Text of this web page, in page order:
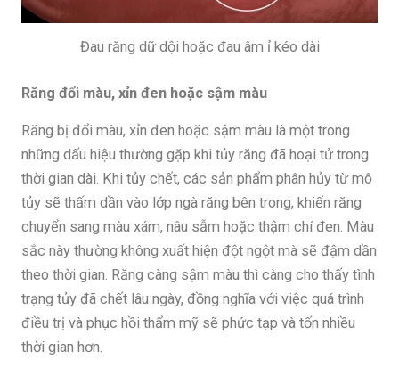
Đau răng dữ dội hoặc đau âm ỉ kéo dài
Răng đổi màu, xỉn đen hoặc sậm màu
Răng bị đổi màu, xỉn đen hoặc sậm màu là một trong
những dấu hiệu thường gặp khi tủy răng đã hoại tử trong
thời gian dài. Khi tủy chết, các sản phẩm phân hủy từ mô
tủy sẽ thấm dần vào lớp ngà răng bên trong, khiến răng
chuyển sang màu xám, nâu sẫm hoặc thậm chí đen. Màu
sắc này thường không xuất hiện đột ngột mà sẽ đậm dần
theo thời gian. Răng càng sậm màu thì càng cho thấy tình
trạng tủy đã chết lâu ngày, đồng nghĩa với việc quá trình
điều trị và phục hồi thẩm mỹ sẽ phức tạp và tốn nhiều
thời gian hơn.